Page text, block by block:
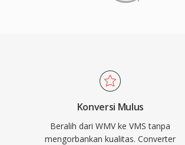
Konversi Mulus
Beralih dari WMV ke VMS tanpa
mengorbankan kualitas. Converter